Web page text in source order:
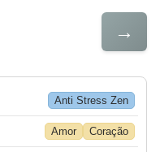
→
Anti Stress Zen
Amor Coração